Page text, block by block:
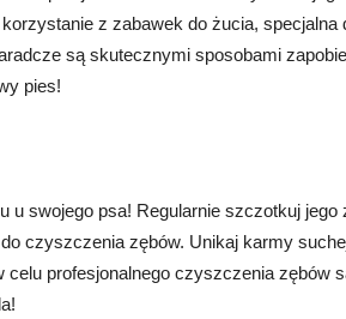
z zabawek do żucia, specjalna
są skutecznymi sposobami
pies!
u swojego psa! Regularnie szczotkuj jego
czyszczenia zębów. Unikaj karmy
profesjonalnego czyszczenia zębów